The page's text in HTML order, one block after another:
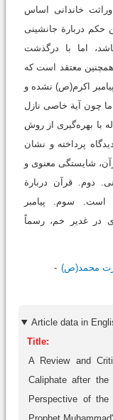
وراثت خاندانی اساس
حکم دربارة جانشینی
اما با درگذشت
همچنین معتقد است که
اکرم(ص) نشده و
چون آیة خاصی نازل
با بهره‌گیری از روش
پرداخته و نشان
شایستگی معنوی و
دوم. قرآن دربارة
سوم. پیامبر
در غدیر خم، رسماً
محمد(ص)
Title:
A Review and
Caliphate after the
Perspective of